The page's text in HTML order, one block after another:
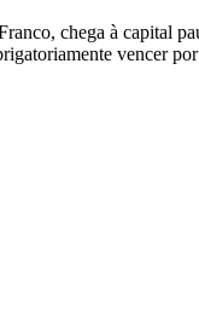
chega à capital
vencer